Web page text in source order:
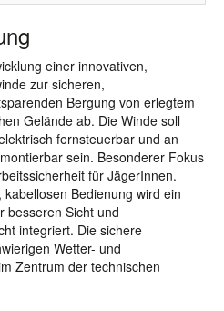
einer innovativen,
zur sicheren,
Bergung von erlegtem
Gelände ab. Die Winde soll
fernsteuerbar und an
sein. Besonderer Fokus
für JägerInnen.
Bedienung wird ein
besseren Sicht und
integriert. Die sichere
Wetter- und
Zentrum der technischen